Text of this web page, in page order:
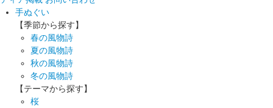
手ぬぐい
【季節から探す】
春の風物詩
夏の風物詩
秋の風物詩
冬の風物詩
【テーマから探す】
桜